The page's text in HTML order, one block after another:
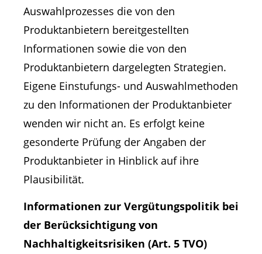
Auswahlprozesses die von den
Produktanbietern bereitgestellten
Informationen sowie die von den
Produktanbietern dargelegten Strategien.
Eigene Einstufungs- und Auswahlmethoden
zu den Informationen der Produktanbieter
wenden wir nicht an. Es erfolgt keine
gesonderte Prüfung der Angaben der
Produktanbieter in Hinblick auf ihre
Plausibilität.
Informationen zur Vergütungspolitik bei
der Berücksichtigung von
Nachhaltigkeitsrisiken (Art. 5 TVO)